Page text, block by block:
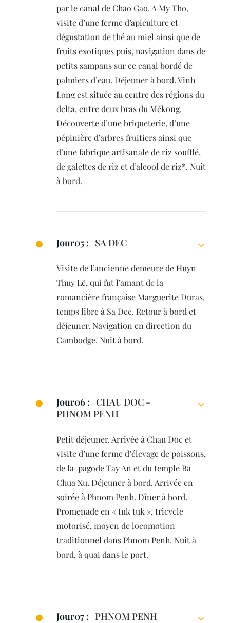
par le canal de Chao Gao. A My Tho,
visite d’une ferme d’apiculture et
dégustation de thé au miel ainsi que de
fruits exotiques puis, navigation dans de
petits sampans sur ce canal bordé de
palmiers d’eau. Déjeuner à bord. Vinh
Long est située au centre des régions du
delta, entre deux bras du Mékong.
Découverte d’une briqueterie, d’une
pépinière d’arbres fruitiers ainsi que
d’une fabrique artisanale de riz soufflé,
de galettes de riz et d’alcool de riz*. Nuit
à bord.
Jour05 : SA DEC
Visite de l’ancienne demeure de Huyn
Thuy Lê, qui fut l’amant de la
romancière française Marguerite Duras,
temps libre à Sa Dec. Retour à bord et
déjeuner. Navigation en direction du
Cambodge. Nuit à bord.
Jour06 : CHAU DOC -
PHNOM PENH
Petit déjeuner. Arrivée à Chau Doc et
visite d’une ferme d’élevage de poissons,
de la pagode Tay An et du temple Ba
Chua Xu. Déjeuner à bord. Arrivée en
soirée à Phnom Penh. Dîner à bord.
Promenade en « tuk tuk », tricycle
motorisé, moyen de locomotion
traditionnel dans Phnom Penh. Nuit à
bord, à quai dans le port.
Jour07 : PHNOM PENH